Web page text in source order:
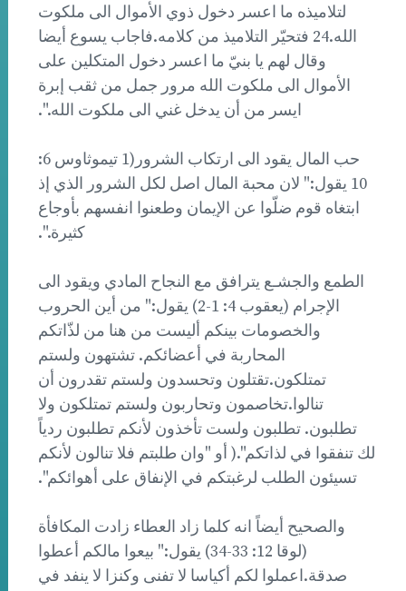
لتلاميذه ما اعسر دخول ذوي الأموال الى ملكوت
الله.24 فتحيّر التلاميذ من كلامه.فاجاب يسوع أيضا
وقال لهم يا بنيّ ما اعسر دخول المتكلين على
الأموال الى ملكوت الله مرور جمل من ثقب إبرة
ايسر من أن يدخل غني الى ملكوت الله.".
حب المال يقود الى ارتكاب الشرور(1 تيموثاوس 6:
10 يقول:" لان محبة المال اصل لكل الشرور الذي إذ
ابتغاه قوم ضلّوا عن الإيمان وطعنوا انفسهم بأوجاع
كثيرة.".
الطمع والجشـع يترافق مع النجاح المادي ويقود الى
الإجرام (يعقوب 4: 1-2) يقول:" من أين الحروب
والخصومات بينكم أليست من هنا من لذّاتكم
المحاربة في أعضائكم. تشتهون ولستم
تمتلكون.تقتلون وتحسدون ولستم تقدرون أن
تنالوا.تخاصمون وتحاربون ولستم تمتلكون ولا
تطلبون. تطلبون ولست تأخذون لأنكم تطلبون ردياً
لك تنفقوا في لذاتكم".( أو "وان طلبتم فلا تنالون لأنكم
تسيئون الطلب لرغبتكم في الإنفاق على أهوائكم".
والصحيح أيضاً انه كلما زاد العطاء زادت المكافأة
(لوقا 12: 33-34) يقول:" بيعوا مالكم أعطوا
صدقة.اعملوا لكم أكياسا لا تفنى وكنزا لا ينفد في